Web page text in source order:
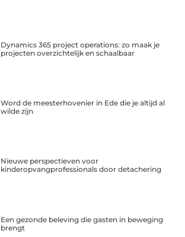
Dynamics 365 project operations: zo maak je
projecten overzichtelijk en schaalbaar
Word de meesterhovenier in Ede die je altijd al
wilde zijn
Nieuwe perspectieven voor
kinderopvangprofessionals door detachering
Een gezonde beleving die gasten in beweging
brengt